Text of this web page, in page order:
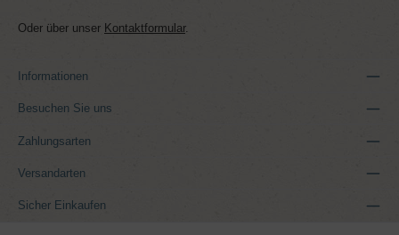
Informationen
Oder über unser Kontaktformular.
Besuchen Sie uns
Zahlungsarten
Versandarten
Sicher Einkaufen